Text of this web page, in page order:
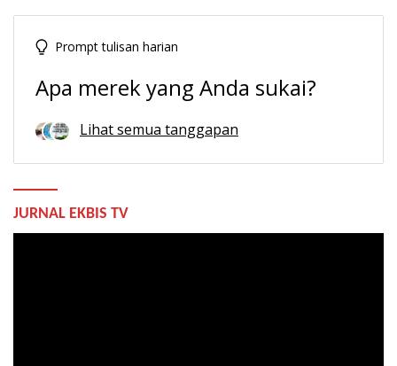
Prompt tulisan harian
Apa merek yang Anda sukai?
Lihat semua tanggapan
JURNAL EKBIS TV